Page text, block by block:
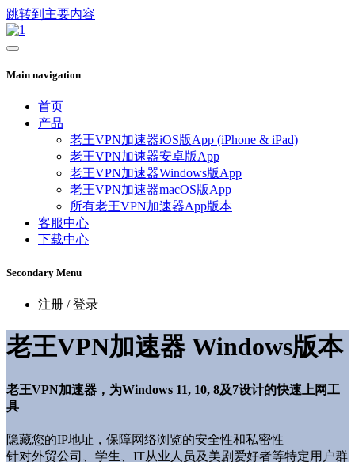
跳转到主要内容
Main navigation
首页
产品
老王VPN加速器iOS版App (iPhone & iPad)
老王VPN加速器安卓版App
老王VPN加速器Windows版App
老王VPN加速器macOS版App
所有老王VPN加速器App版本
客服中心
下载中心
Secondary Menu
注册 / 登录
老王VPN加速器 Windows版本
老王VPN加速器，为Windows 11, 10, 8及7设计的快速上网工
具
隐藏您的IP地址，保障网络浏览的安全性和私密性
针对外贸公司、学生、IT从业人员及美剧爱好者等特定用户群